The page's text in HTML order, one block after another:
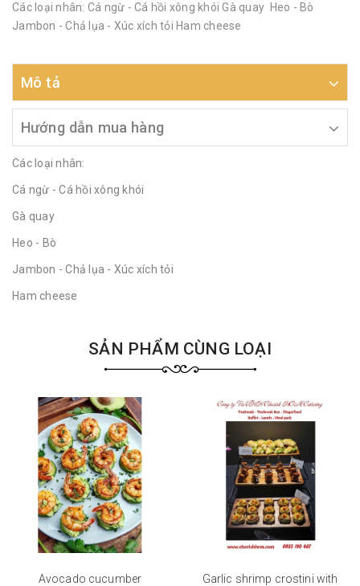
Các loại nhân: Cá ngừ - Cá hồi xông khói Gà quay Heo - Bò
Jambon - Chả lụa - Xúc xích tỏi Ham cheese
Mô tả
Hướng dẫn mua hàng
Các loại nhân:
Cá ngừ - Cá hồi xông khói
Gà quay
Heo - Bò
Jambon - Chả lụa - Xúc xích tỏi
Ham cheese
SẢN PHẨM CÙNG LOẠI
Avocado cucumber
Garlic shrimp crostini with